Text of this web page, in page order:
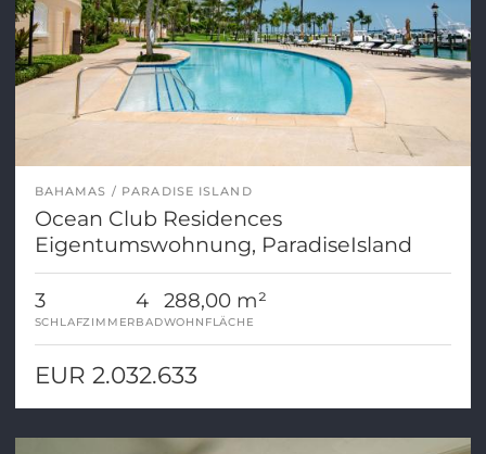
BAHAMAS PARADISE ISLAND
Ocean Club Residences
Eigentumswohnung, ParadiseIsland
3
SCHLAFZIMMER
4
BAD
288,00 m²
WOHNFLÄCHE
EUR 2.032.633